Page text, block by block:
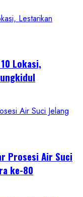
Lestarikan
Lokasi,
Air Suci Jelang
Prosesi Air Suci
ke-80